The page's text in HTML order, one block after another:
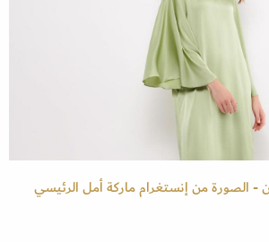
- الصورة من إنستغرام ماركة أمل الرئيسي